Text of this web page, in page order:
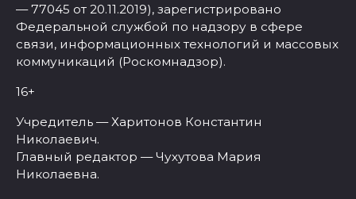
— 77045 от 20.11.2019), зарегистрировано
Федеральной службой по надзору в сфере
связи, информационных технологий и массовых
коммуникаций (Роскомнадзор).
16+
Учредитель — Харитонов Константин
Николаевич.
Главный редактор — Чухутова Мария
Николаевна.